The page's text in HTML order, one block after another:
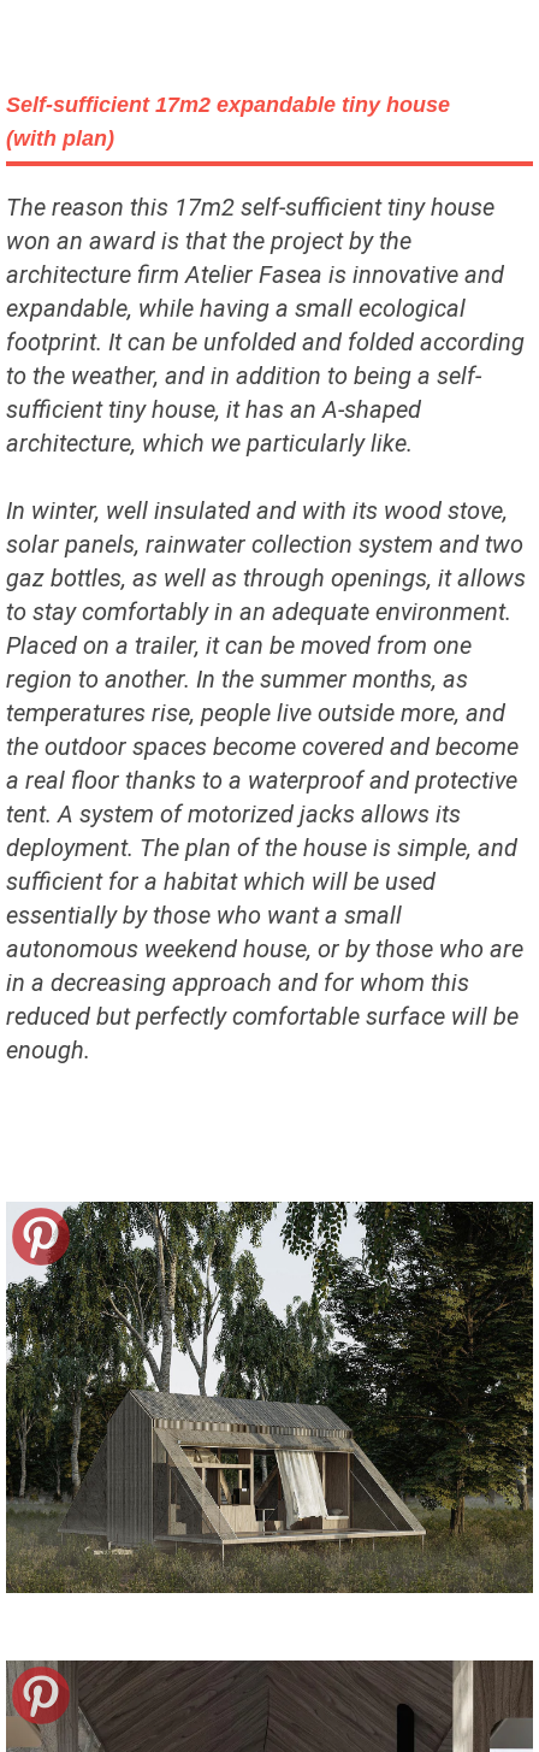
Self-sufficient 17m2 expandable tiny house
(with plan)
The reason this 17m2 self-sufficient tiny house
won an award is that the project by the
architecture firm Atelier Fasea is innovative and
expandable, while having a small ecological
footprint. It can be unfolded and folded according
to the weather, and in addition to being a self-
sufficient tiny house, it has an A-shaped
architecture, which we particularly like.
In winter, well insulated and with its wood stove,
solar panels, rainwater collection system and two
gaz bottles, as well as through openings, it allows
to stay comfortably in an adequate environment.
Placed on a trailer, it can be moved from one
region to another. In the summer months, as
temperatures rise, people live outside more, and
the outdoor spaces become covered and become
a real floor thanks to a waterproof and protective
tent. A system of motorized jacks allows its
deployment. The plan of the house is simple, and
sufficient for a habitat which will be used
essentially by those who want a small
autonomous weekend house, or by those who are
in a decreasing approach and for whom this
reduced but perfectly comfortable surface will be
enough.